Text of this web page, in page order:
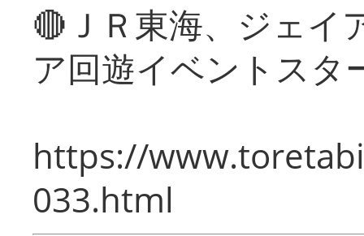
🔴ＪＲ東海、ジェイ
ア回遊イベントスタ
https://
033.html